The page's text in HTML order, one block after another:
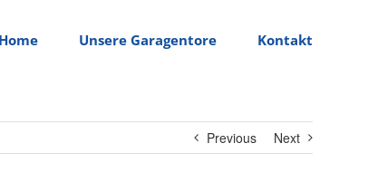
Home Unsere Garagentore Kontakt
Previous Next